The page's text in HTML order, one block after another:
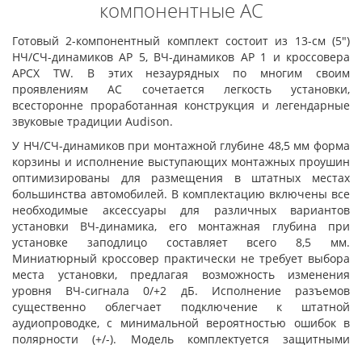
компонентные АС
Готовый 2-компонентный комплект состоит из 13-см (5")
НЧ/СЧ-динамиков AP 5, ВЧ-динамиков AP 1 и кроссовера
APCX TW. В этих незаурядных по многим своим
проявлениям АС сочетается легкость установки,
всесторонне проработанная конструкция и легендарные
звуковые традиции Audison.
У НЧ/СЧ-динамиков при монтажной глубине 48,5 мм форма
корзины и исполнение выступающих монтажных проушин
оптимизированы для размещения в штатных местах
большинства автомобилей. В комплектацию включены все
необходимые аксессуары для различных вариантов
установки ВЧ-динамика, его монтажная глубина при
установке заподлицо составляет всего 8,5 мм.
Миниатюрный кроссовер практически не требует выбора
места установки, предлагая возможность изменения
уровня ВЧ-сигнала 0/+2 дБ. Исполнение разъемов
существенно облегчает подключение к штатной
аудиопроводке, с минимальной вероятностью ошибок в
полярности (+/-). Модель комплектуется защитными